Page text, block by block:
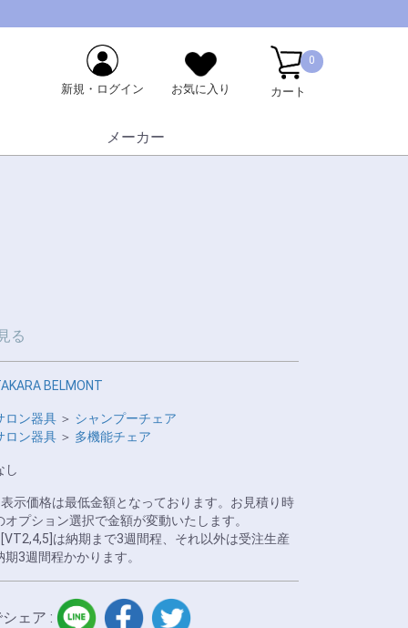
新規・ログイン お気に入り
0
カート
メーカー
る
BELMONT
ロン器具 ＞ シャンプーチェア
ロン器具 ＞ 多機能チェア
し
示価格は最低金額となっております。お見積り時
オプション選択で金額が変動いたします。
は納期まで3週間程、それ以外は受注生産
期3週間程かかります。
ェア :
LINE facebook